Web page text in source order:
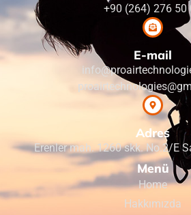
+90 (264) 276 50
E-mail
Adres
Erenler mah. 1260 skk. No.2/E
Menü
Home
Hakkımızda